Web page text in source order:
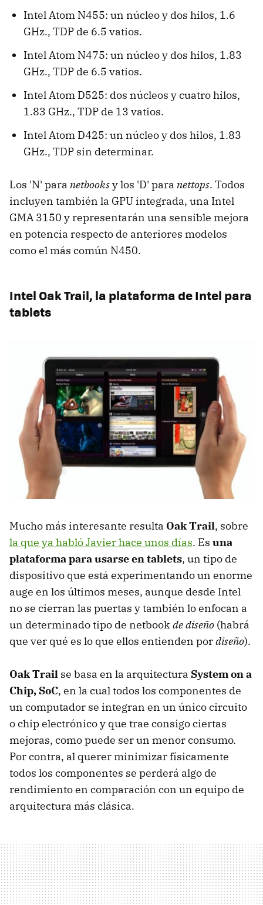
Intel Atom N455: un núcleo y dos hilos, 1.6
GHz., TDP de 6.5 vatios.
Intel Atom N475: un núcleo y dos hilos, 1.83
GHz., TDP de 6.5 vatios.
Intel Atom D525: dos núcleos y cuatro hilos,
1.83 GHz., TDP de 13 vatios.
Intel Atom D425: un núcleo y dos hilos, 1.83
GHz., TDP sin determinar.
Los 'N' para netbooksy los 'D' para nettops. Todos
incluyen también la GPU integrada, una Intel
GMA 3150 y representarán una sensible mejora
en potencia respecto de anteriores modelos
como el más común N450.
Intel Oak Trail, la plataforma de Intel para
tablets
Mucho más interesante resulta Oak Trail, sobre
la que ya habló Javier hace unos días. Es una
plataforma para usarse en tablets, un tipo de
dispositivo que está experimentando un enorme
auge en los últimos meses, aunque desde Intel
no se cierran las puertas y también lo enfocan a
un determinado tipo de netbook de diseño (habrá
que ver qué es lo que ellos entienden pordiseño).
Oak Trail se basa en la arquitectura System on a
Chip, SoC, en la cual todos los componentes de
un computador se integran en un único circuito
o chip electrónico y que trae consigo ciertas
mejoras, como puede ser un menor consumo.
Por contra, al querer minimizar físicamente
todos los componentes se perderá algo de
rendimiento en comparación con un equipo de
arquitectura más clásica.